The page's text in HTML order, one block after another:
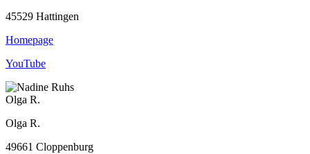
45529 Hattingen
Homepage
YouTube
Olga R.
Olga R.
49661 Cloppenburg